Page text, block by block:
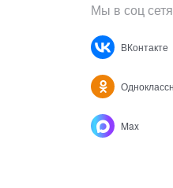
Мы в соц
ВКонтакте
Max